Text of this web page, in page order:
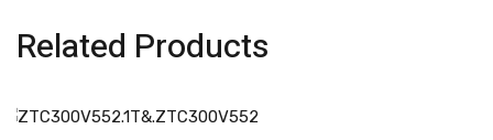
Related Products